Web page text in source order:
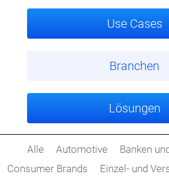
Use Cases
Branchen
Lösungen
Alle Automotive
Banken
Consumer Brands
Einzel- und